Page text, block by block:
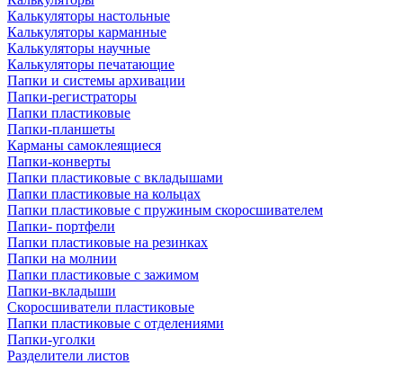
Калькуляторы настольные
Калькуляторы карманные
Калькуляторы научные
Калькуляторы печатающие
Папки и системы архивации
Папки-регистраторы
Папки пластиковые
Папки-планшеты
Карманы самоклеящиеся
Папки-конверты
Папки пластиковые с вкладышами
Папки пластиковые на кольцах
Папки пластиковые с пружиным скоросшивателем
Папки- портфели
Папки пластиковые на резинках
Папки на молнии
Папки пластиковые с зажимом
Папки-вкладыши
Скоросшиватели пластиковые
Папки пластиковые с отделениями
Папки-уголки
Разделители листов